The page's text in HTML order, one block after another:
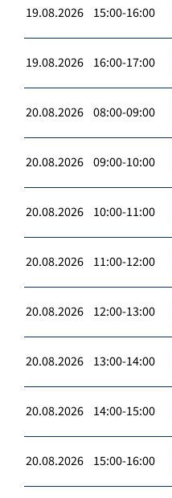
19.08.2026 15:00-16:00
19.08.2026 16:00-17:00
20.08.2026 08:00-09:00
20.08.2026 09:00-10:00
20.08.2026 10:00-11:00
20.08.2026 11:00-12:00
20.08.2026 12:00-13:00
20.08.2026 13:00-14:00
20.08.2026 14:00-15:00
20.08.2026 15:00-16:00